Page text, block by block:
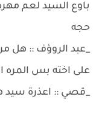
باوع السيد لعم
حجه
_عبد الروؤف :: هل
على اخته بس المره
_قصي :: اعذرة سيد